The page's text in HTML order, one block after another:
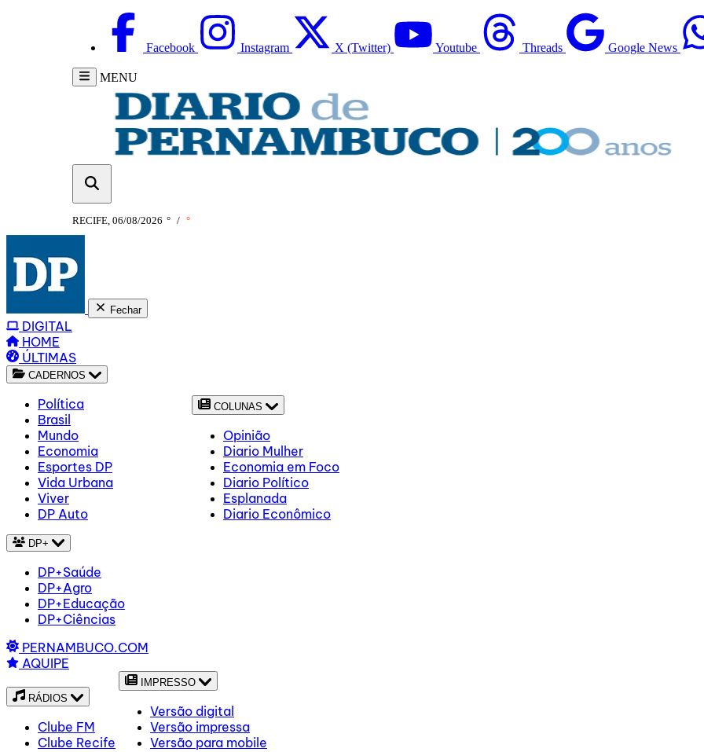
Facebook Instagram X (Twitter) Youtube Threads Google News
MENU
RECIFE, 06/08/2026 ° / °
Fechar
DIGITAL
HOME
ÚLTIMAS
CADERNOS
Política
Brasil
Mundo
Economia
Esportes DP
Vida Urbana
Viver
DP Auto
COLUNAS
Opinião
Diario Mulher
Economia em Foco
Diario Político
Esplanada
Diario Econômico
DP+
DP+Saúde
DP+Agro
DP+Educação
DP+Ciências
PERNAMBUCO.COM
AQUIPE
RÁDIOS
Clube FM
Clube Recife
IMPRESSO
Versão digital
Versão impressa
Versão para mobile